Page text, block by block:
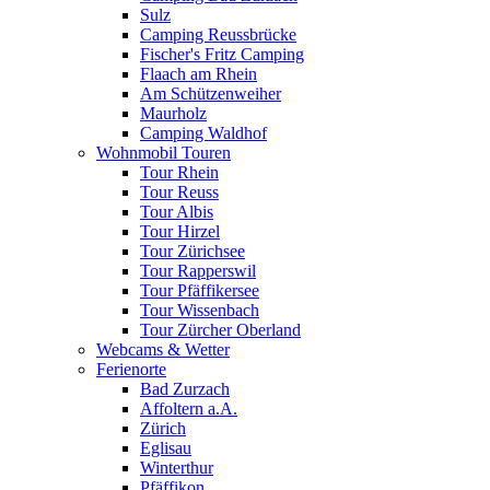
Sulz
Camping Reussbrücke
Fischer's Fritz Camping
Flaach am Rhein
Am Schützenweiher
Maurholz
Camping Waldhof
Wohnmobil Touren
Tour Rhein
Tour Reuss
Tour Albis
Tour Hirzel
Tour Zürichsee
Tour Rapperswil
Tour Pfäffikersee
Tour Wissenbach
Tour Zürcher Oberland
Webcams & Wetter
Ferienorte
Bad Zurzach
Affoltern a.A.
Zürich
Eglisau
Winterthur